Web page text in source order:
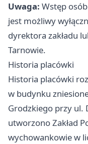
Uwaga: Wstęp
jest możliwy
dyrektora zakładu
Tarnowie.
Historia placówki
Historia placówki
w budynku
Grodzkiego przy ul.
utworzono Zakład
wychowankowie w